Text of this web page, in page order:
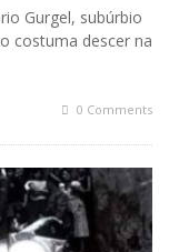
Gurgel, subúrbio
costuma descer na
0 Comments